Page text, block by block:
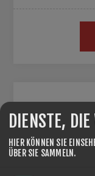
E-MAIL:
DIENSTE,
HIER KÖNNEN SIE
ÜBER SIE SAMMELN.